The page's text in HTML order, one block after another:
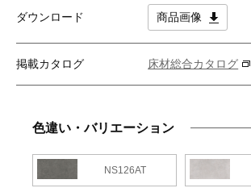
ダウンロード 商品画像
掲載カタログ 床材総合カタログ
色違い・バリエーション
NS126AT